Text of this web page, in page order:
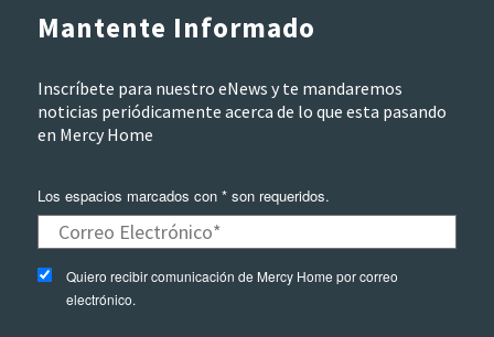
Mantente Informado
Inscríbete para nuestro eNews y te mandaremos
noticias periódicamente acerca de lo que esta pasando
en Mercy Home
Los espacios marcados con * son requeridos.
Quiero recibir comunicación de Mercy Home por correo
electrónico.